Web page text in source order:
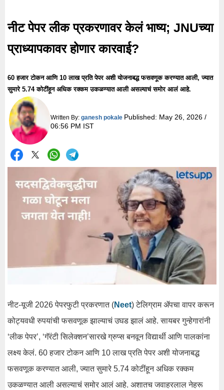
नीट पेपर लीक प्रकरणावर केलं भाष्य; JNUच्या
प्राध्यापकावर होणार कारवाई?
60 हजार टोकन आणि 10 लाख प्रति पेपर अशी योजनाबद्ध फसवणूक करण्यात आली, ज्यात
सुमारे 5.74 कोटींहून अधिक रक्कम उकळण्यात आली असल्याचं समोर आलं आहे.
Written By: ganesh pokale Published: May 26, 2026 /
06:56 PM IST
नीट-यूजी 2026 पेपरफुटी प्रकरणात (Neet) टेलिग्राम ॲपचा वापर करून
कोट्यवधी रुपयांची फसवणूक झाल्याचं उघड झालं आहे. सायबर गुन्हेगारांनी
‘लीक पेपर’, ‘गॅरंटी सिलेक्शन’सारखे ग्रुप्स बनवून विद्यार्थी आणि पालकांना
लक्ष्य केलं. 60 हजार टोकन आणि 10 लाख प्रति पेपर अशी योजनाबद्ध
फसवणूक करण्यात आली, ज्यात सुमारे 5.74 कोटींहून अधिक रक्कम
उकळण्यात आली असल्याचं समोर आलं आहे. अशातच जवाहरलाल नेहरू